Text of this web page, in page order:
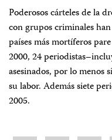
Poderosos cárteles de la
con grupos criminales
países más mortíferos
2000, 24
asesinados, por lo menos
su labor. Además siete
2005.